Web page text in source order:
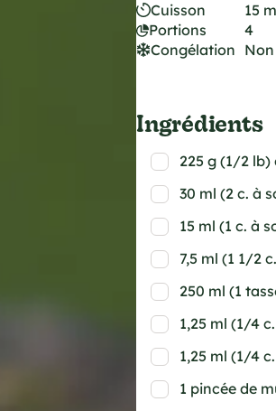
Cuisson
15
Portions
4
Congélation Non
Ingrédients
225 g (1/2
30 ml (2 c. à
15 ml (1 c. à
7,5 ml (1 1/2
250 ml (1
1,25 ml (1/4
1,25 ml (1/4
1 pincée de